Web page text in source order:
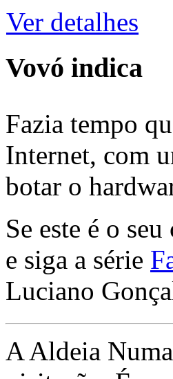
Ver detalhes
Vovó indica
Fazia tempo
Internet, com
botar o
Se este é o
e siga a série
Luciano
A Aldeia